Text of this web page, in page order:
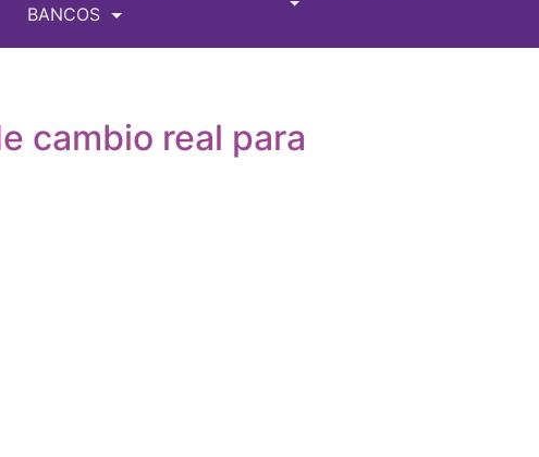
BANCOS
cambio real para